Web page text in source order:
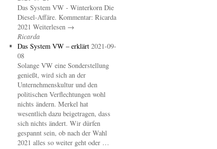
Das System VW - Winterkorn Die
Diesel-Affäre. Kommentar: Ricarda
2021 Weiterlesen →
Ricarda
Das System VW – erklärt 2021-09-
08
Solange VW eine Sonderstellung
genießt, wird sich an der
Unternehmenskultur und den
politischen Verflechtungen wohl
nichts ändern. Merkel hat
wesentlich dazu beigetragen, dass
sich nichts ändert. Wir dürfen
gespannt sein, ob nach der Wahl
2021 alles so weiter geht oder …